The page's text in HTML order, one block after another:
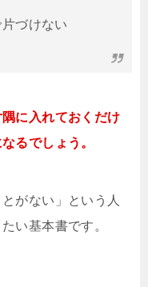
づけない
に入れておくだけ
るでしょう。
がない」という人
い基本書です。